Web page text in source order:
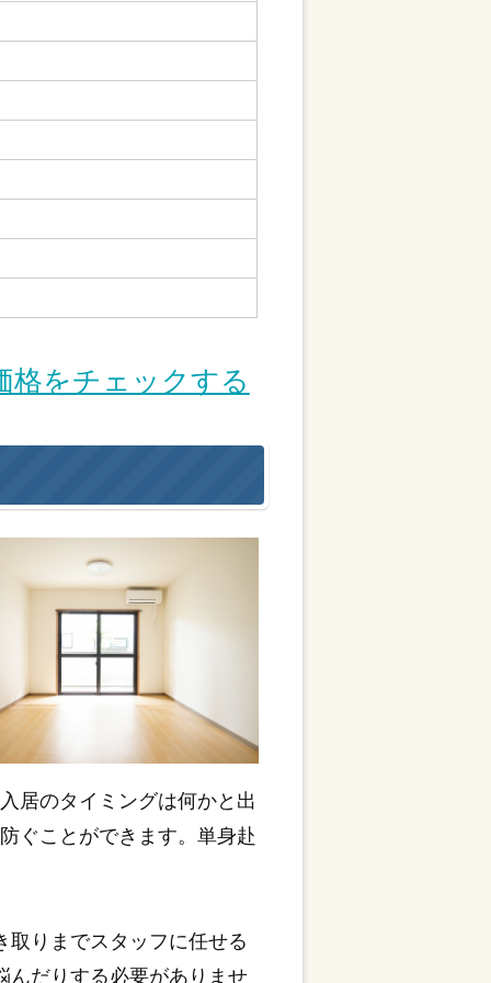
をチェックする
居のタイミングは何かと出
ぐことができます。単身赴
取りまでスタッフに任せる
んだりする必要がありませ